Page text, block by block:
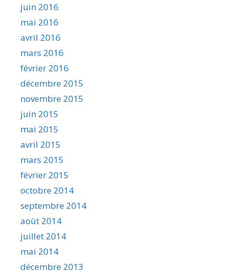
juin 2016
mai 2016
avril 2016
mars 2016
février 2016
décembre 2015
novembre 2015
juin 2015
mai 2015
avril 2015
mars 2015
février 2015
octobre 2014
septembre 2014
août 2014
juillet 2014
mai 2014
décembre 2013